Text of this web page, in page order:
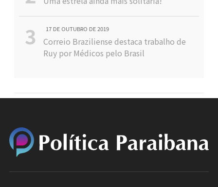
17 DE OUTUBRO DE 2019
Correio Braziliense destaca trabalho de
Ruy por Médicos pelo Brasil